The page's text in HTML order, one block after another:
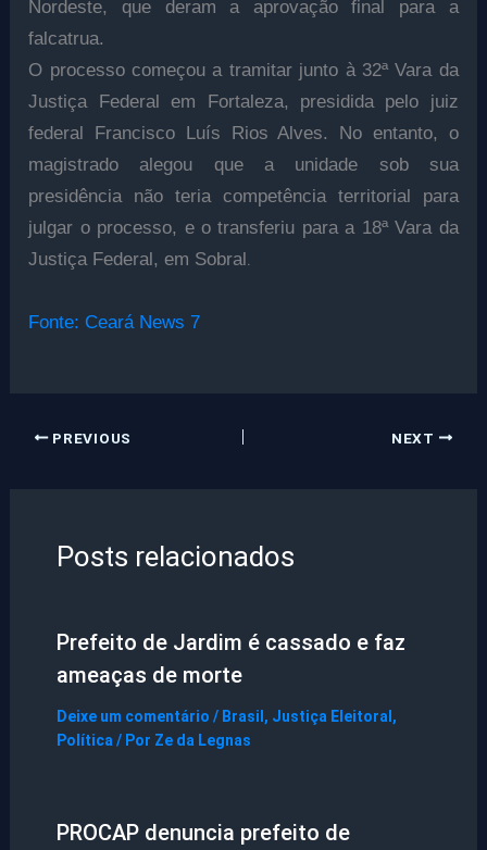
Nordeste, que deram a aprovação final para a
falcatrua.
O processo começou a tramitar junto à 32ª Vara da
Justiça Federal em Fortaleza, presidida pelo juiz
federal Francisco Luís Rios Alves. No entanto, o
magistrado alegou que a unidade sob sua
presidência não teria competência territorial para
julgar o processo, e o transferiu para a 18ª Vara da
Justiça Federal, em Sobral .
Fonte: Ceará News 7
PREVIOUS NEXT
Posts relacionados
Prefeito de Jardim é cassado e faz
ameaças de morte
Deixe um comentário / Brasil , Justiça Eleitoral ,
Política / Por Ze da Legnas
PROCAP denuncia prefeito de